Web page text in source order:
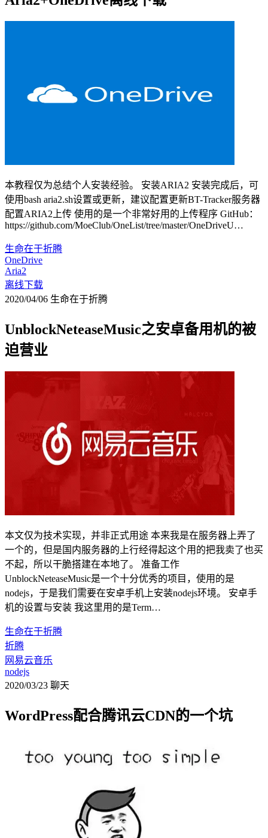
本教程仅为总结个人安装经验。 安装ARIA2 安装完成后，可
使用bash aria2.sh设置或更新，建议配置更新BT-Tracker服务器
配置ARIA2上传 使用的是一个非常好用的上传程序 GitHub：
https://github.com/MoeClub/OneList/tree/master/OneDriveU…
生命在于折腾
OneDrive
Aria2
离线下载
2020/04/06 生命在于折腾
UnblockNeteaseMusic之安卓备用机的被
迫营业
本文仅为技术实现，并非正式用途 本来我是在服务器上弄了
一个的，但是国内服务器的上行经得起这个用的把我卖了也买
不起，所以干脆搭建在本地了。 准备工作
UnblockNeteaseMusic是一个十分优秀的项目，使用的是
nodejs，于是我们需要在安卓手机上安装nodejs环境。 安卓手
机的设置与安装 我这里用的是Term…
生命在于折腾
折腾
网易云音乐
nodejs
2020/03/23 聊天
WordPress配合腾讯云CDN的一个坑